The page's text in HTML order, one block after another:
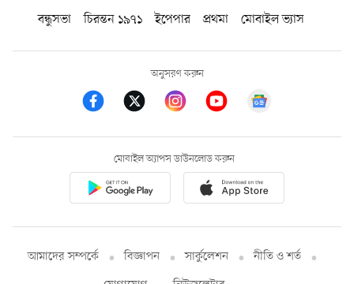
বন্ধুসভা
চিরন্তন ১৯৭১ ইপেপার প্রথমা মোবাইল ভ্যাস
অনুসরণ করুন
মোবাইল অ্যাপস ডাউনলোড করুন
আমাদের সম্পর্কে বিজ্ঞাপন সার্কুলেশন
নীতি ও শর্ত